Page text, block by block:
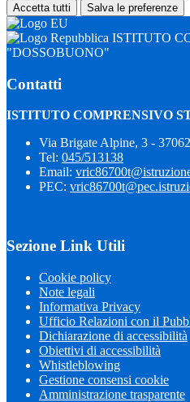
Accetta tutti Salva le preferenze
ISTITUTO
"DOSSOBUONO"
Contatti
ISTITUTO COMPRENSIVO
Via Brigate Alpine, 3 -
Tel: 045/513138
Email:
PEC:
Sezione Link Utili
Cookie policy
Note legali
Informativa Privacy
Ufficio Relazioni con il
Dichiarazione di accessibilità
Obiettivi di accessibilità
Whistleblowing
Gestione consensi cookie
Amministrazione trasparente